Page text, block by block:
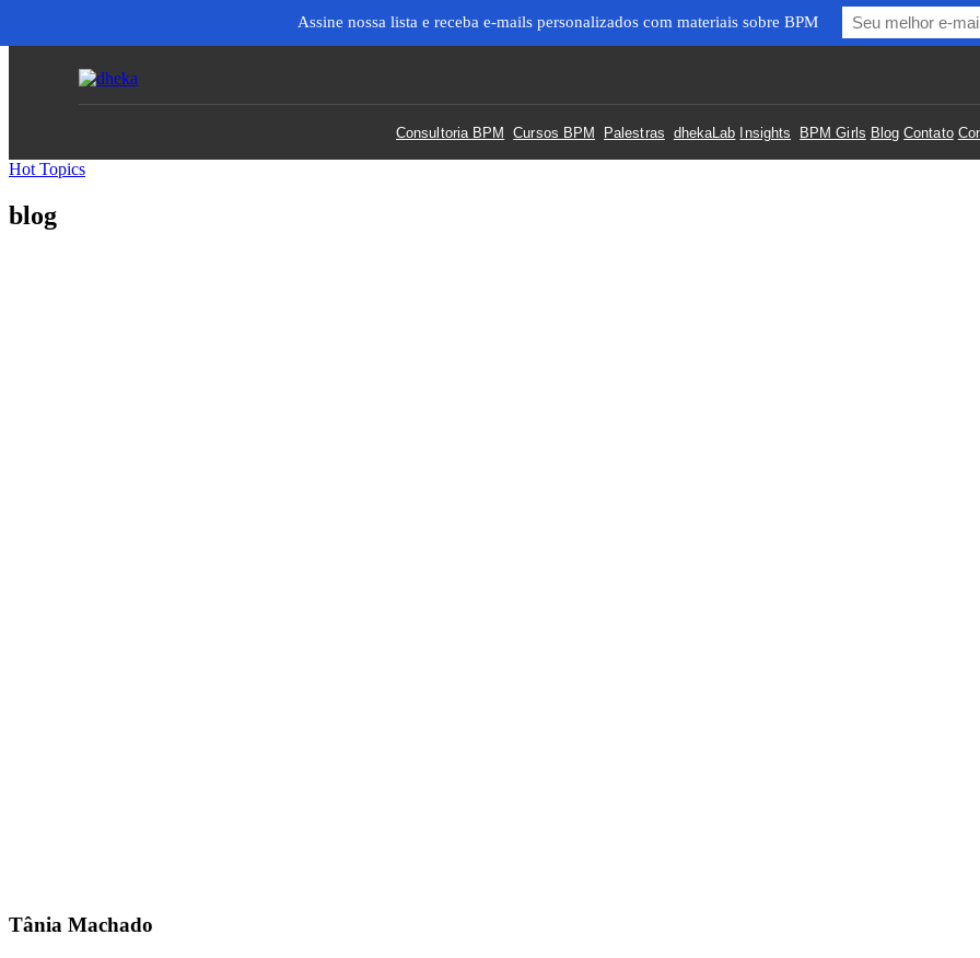
Consultoria BPM Cursos BPM Palestras dhekaLab Insights BPM Girls Blog Contato
Hot Topics
blog
Tânia Machado
Assine nossa lista e receba e-mails personalizados com materiais sobre BPM